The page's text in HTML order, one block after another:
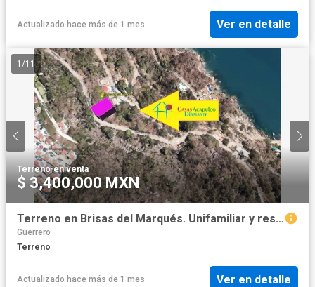
Actualizado hace más de 1 mes Ver en detalle
1 /11
Terreno·en venta
$ 3,400,000 MXN
Terreno en Brisas del Marqués. Unifamiliar y residencial
Guerrero
Terreno
Actualizado hace más de 1 mes Ver en detalle